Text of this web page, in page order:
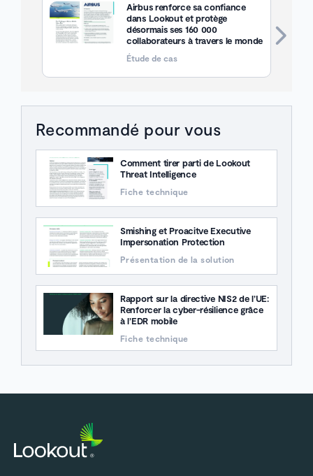
Airbus renforce sa confiance
dans Lookout et protège
désormais ses 160 000
collaborateurs à travers le monde
Étude de cas
Recommandé pour vous
Comment tirer parti de Lookout
Threat Intelligence
Fiche technique
Smishing et Proacitve Executive
Impersonation Protection
Présentation de la solution
Rapport sur la directive NIS2 de l’UE:
Renforcer la cyber-résilience grâce
à l’EDR mobile
Fiche technique